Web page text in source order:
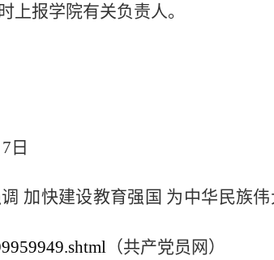
上报学院有关负责人。
日
加快建设教育强国 为中华民族伟
（共产党员网）